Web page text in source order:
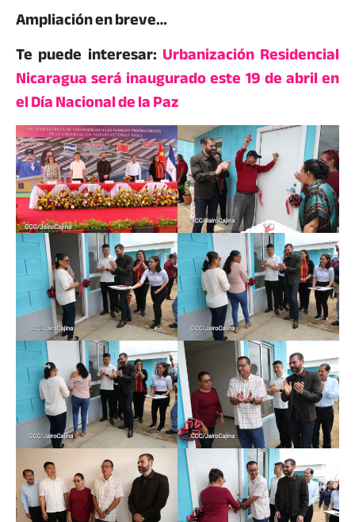
Ampliación en breve…
Te puede interesar: Urbanización Residencial
Nicaragua será inaugurado este 19 de abril en
el Día Nacional de la Paz